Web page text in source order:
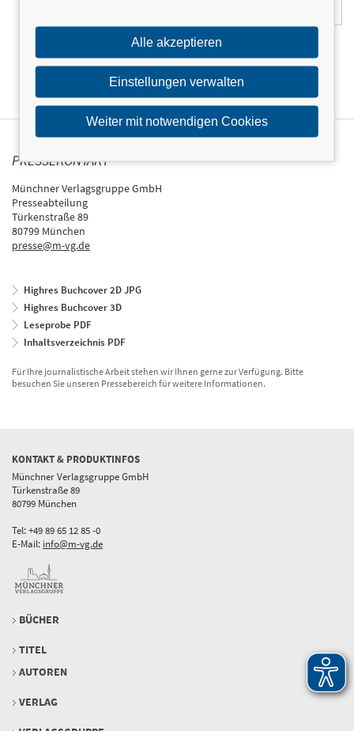
PRESSEKONTAKT
Münchner Verlagsgruppe GmbH
Presseabteilung
Türkenstraße 89
80799 München
presse@m-vg.de
Highres Buchcover 2D JPG
Highres Buchcover 3D
Leseprobe PDF
Inhaltsverzeichnis PDF
Für Ihre journalistische Arbeit stehen wir Ihnen gerne zur Verfügung. Bitte
besuchen Sie unseren Pressebereich für weitere Informationen.
KONTAKT & PRODUKTINFOS
Münchner Verlagsgruppe GmbH
Türkenstraße 89
80799 München
Tel: +49 89 65 12 85 -0
E-Mail: info@m-vg.de
BÜCHER
TITEL
AUTOREN
VERLAG
Alle akzeptieren
Einstellungen verwalten
Weiter mit notwendigen Cookies